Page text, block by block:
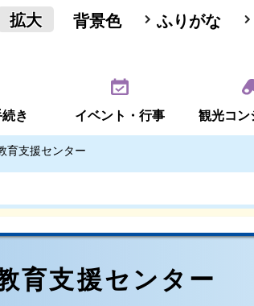
拡大 背景色 ふりがな
き イベント・行事 観光コン
育支援センター
育支援センター